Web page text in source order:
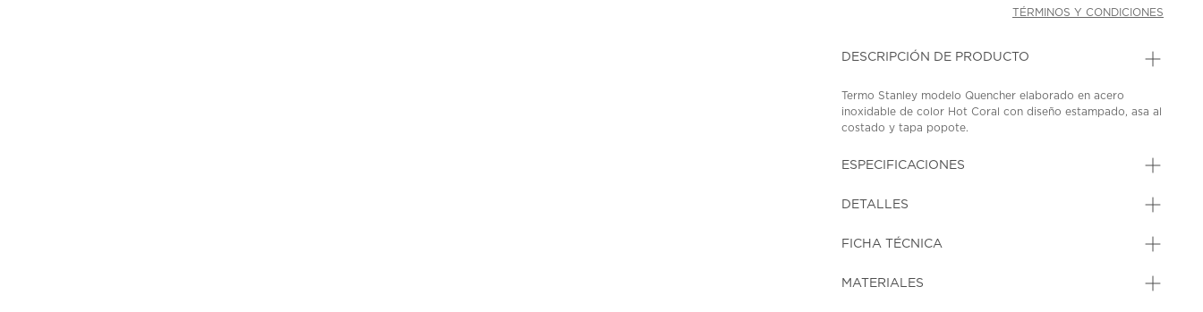
TÉRMINOS Y CONDICIONES
DESCRIPCIÓN DE PRODUCTO
Termo Stanley modelo Quencher elaborado en acero
inoxidable de color Hot Coral con diseño estampado, asa al
costado y tapa popote.
ESPECIFICACIONES
DETALLES
FICHA TÉCNICA
MATERIALES